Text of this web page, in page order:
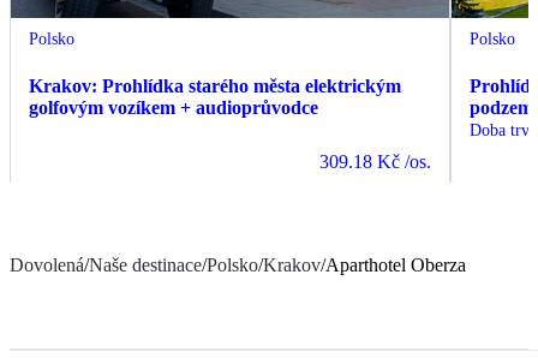
Polsko
Krakov: Prohlídka starého města elektrickým
golfovým vozíkem + audioprůvodce
309.18 Kč /os.
Polsko
Doba
Dovolená/Naše destinace/Polsko/Krakov/Aparthotel Oberza